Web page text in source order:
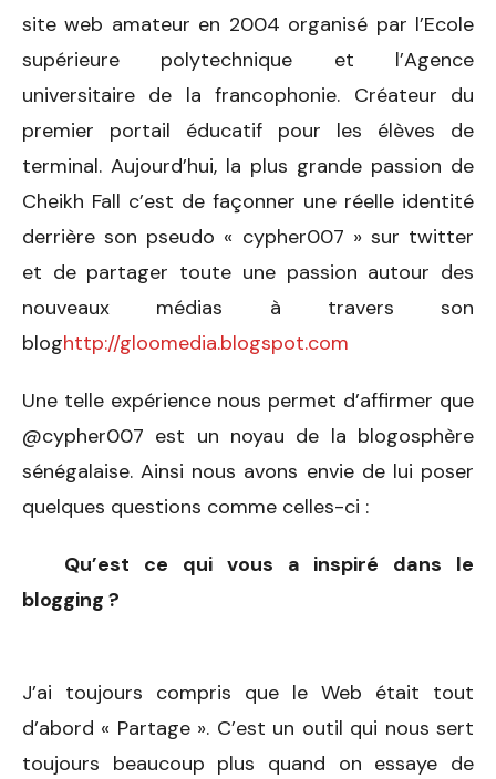
site web amateur en 2004 organisé par l’Ecole
supérieure polytechnique et l’Agence
universitaire de la francophonie. Créateur du
premier portail éducatif pour les élèves de
terminal. Aujourd’hui, la plus grande passion de
Cheikh Fall c’est de façonner une réelle identité
derrière son pseudo « cypher007 » sur twitter
et de partager toute une passion autour des
nouveaux médias à travers son
bloghttp://gloomedia.blogspot.com
Une telle expérience nous permet d’affirmer que
@cypher007 est un noyau de la blogosphère
sénégalaise. Ainsi nous avons envie de lui poser
quelques questions comme celles-ci :
Qu’est ce qui vous a inspiré dans le
blogging ?
J’ai toujours compris que le Web était tout
d’abord « Partage ». C’est un outil qui nous sert
toujours beaucoup plus quand on essaye de